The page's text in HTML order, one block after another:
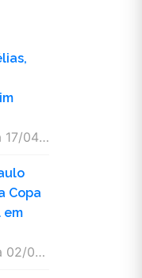
Dia 17/04/2023 a 17/04/2100
Copa
em
Dia 10/06/2026 a 02/08/2026